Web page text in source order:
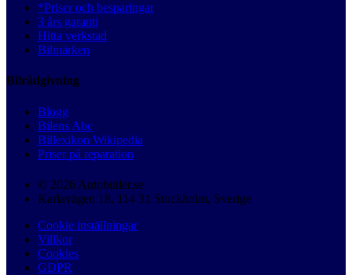
*Priser och besparingar
3 års garanti
Hitta verkstad
Bilmärken
Bilrådgivning
Blogg
Bilens Abc
Billexikon Wikipedia
Priser på reparation
© 2026 Autobutler.se
Karlavägen 18, 114 31 Stockholm, Sverige
Cookie inställningar
Villkor
Cookies
GDPR